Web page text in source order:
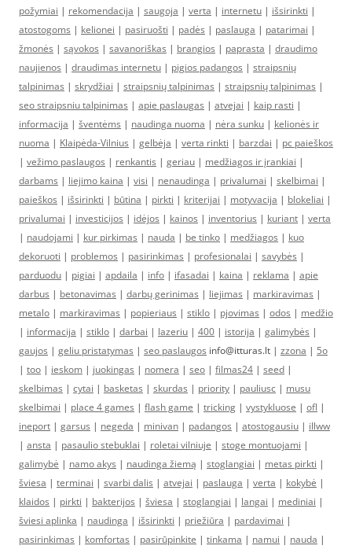
požymiai | rekomendacija | saugoja | verta | internetu | išsirinkti |
atostogoms | kelionei | pasiruošti | padės | paslauga | patarimai |
žmonės | sąvokos | savanoriškas | brangios | paprasta | draudimo
naujienos | draudimas internetu | pigios padangos | straipsnių
talpinimas | skrydžiai | straipsnių talpinimas | straipsnių talpinimas |
seo straipsniu talpinimas | apie paslaugas | atvejai | kaip rasti |
informacija | šventėms | naudinga nuoma | nėra sunku | kelionės ir
nuoma | Klaipėda-Vilnius | gelbėja | verta rinkti | barzdai | pc paieškos
| vežimo paslaugos | renkantis | geriau | medžiagos ir įrankiai |
darbams | liejimo kaina | visi | nenaudinga | privalumai | skelbimai |
paieškos | išsirinkti | būtina | pirkti | kriterijai | motyvacija | blokeliai |
privalumai | investicijos | idėjos | kainos | inventorius | kuriant | verta
| naudojami | kur pirkimas | nauda | be tinko | medžiagos | kuo
dekoruoti | problemos | pasirinkimas | profesionalai | savybės |
parduodu | pigiai | apdaila | info | ifasadai | kaina | reklama | apie
darbus | betonavimas | darbų gerinimas | liejimas | markiravimas |
metalo | markiravimas | popieriaus | stiklo | pjovimas | odos | medžio
| informacija | stiklo | darbai | lazeriu | 400 | istorija | galimybės |
gaujos | geliu pristatymas | seo paslaugos info@itturas.lt | zzona | 5o
| too | ieskom | juokingas | nomera | seo | filmas24 | seed |
skelbimas | cytai | basketas | skurdas | priority | pauliusc | musu
skelbimai | place 4 games | flash game | tricking | vystykluose | ofl |
ineport | garsus | negeda | minivan | padangos | atostogausiu | illww
| ansta | pasaulio stebuklai | roletai vilniuje | stoge montuojami |
galimybė | namo akys | naudinga žiemą | stoglangiai | metas pirkti |
šviesa | terminai | svarbi dalis | atvejai | paslauga | verta | kokybė |
klaidos | pirkti | bakterijos | šviesa | stoglangiai | langai | mediniai |
šviesi aplinka | naudinga | išsirinkti | priežiūra | pardavimai |
pasirinkimas | komfortas | pasirūpinkite | tinkama | namui | nauda |